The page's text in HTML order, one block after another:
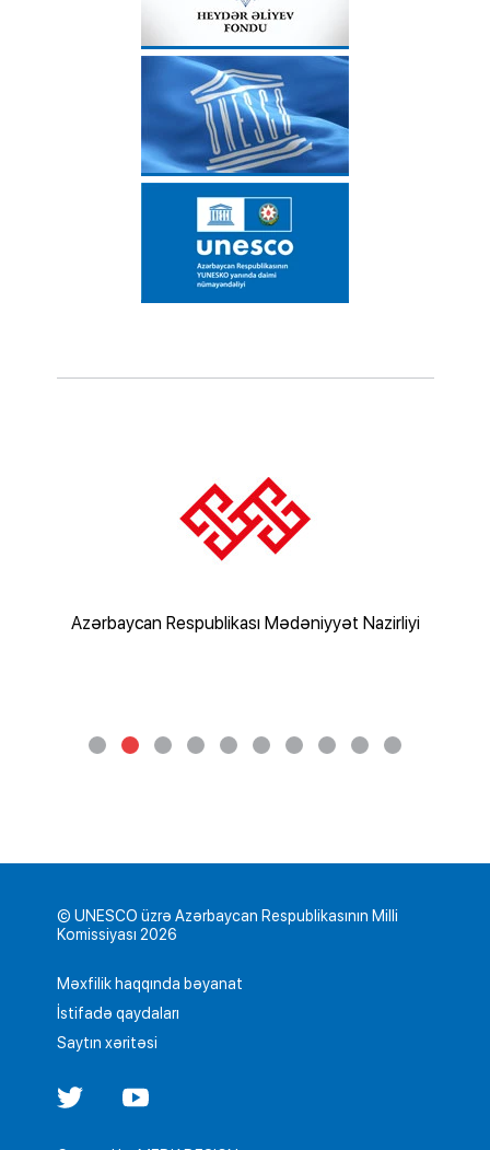
Azərbaycan Respublikası Mədəniyyət Nazirliyi
© UNESCO üzrə Azərbaycan Respublikasının Milli
Komissiyası 2026
Məxfilik haqqında bəyanat
İstifadə qaydaları
Saytın xəritəsi